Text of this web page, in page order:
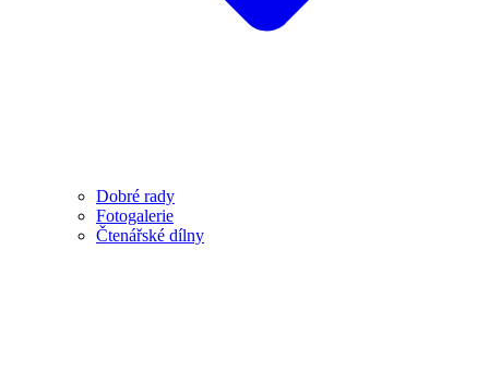
Dobré rady
Fotogalerie
Čtenářské dílny